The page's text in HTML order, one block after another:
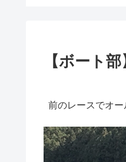
【ボート
前のレースでオー